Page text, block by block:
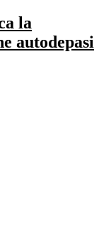
la
autodepasi